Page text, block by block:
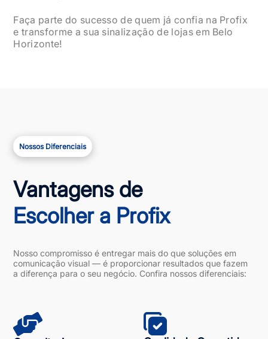
Faça parte do sucesso de quem já confia na Profix
e transforme a sua sinalização de lojas em Belo
Horizonte!
Nossos Diferenciais
Vantagens de
Escolher a Profix
Nosso compromisso é entregar mais do que soluções em
comunicação visual — é proporcionar resultados que fazem
a diferença para o seu negócio. Confira nossos diferenciais: